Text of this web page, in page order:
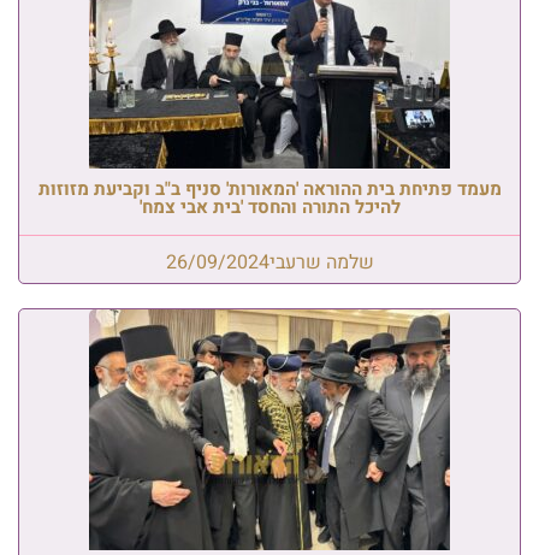
מעמד פתיחת בית ההוראה 'המאורות' סניף ב"ב וקביעת מזוזות
להיכל התורה והחסד 'בית אבי צמח'
שלמה שרעבי26/09/2024